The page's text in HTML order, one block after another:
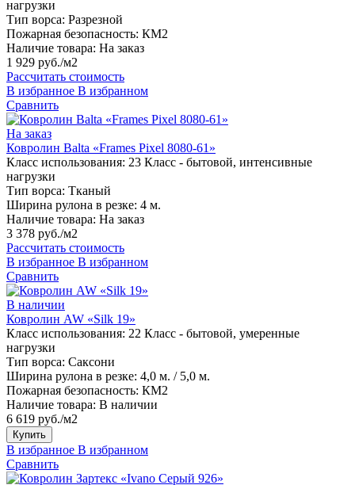
нагрузки
Тип ворса: Разрезной
Пожарная безопасность: КМ2
Наличие товара: На заказ
1 929 руб./м2
Рассчитать стоимость
В избранное В избранном
Сравнить
На заказ
Ковролин Balta «Frames Pixel 8080-61»
Класс использования: 23 Класс - бытовой, интенсивные
нагрузки
Тип ворса: Тканый
Ширина рулона в резке: 4 м.
Наличие товара: На заказ
3 378 руб./м2
Рассчитать стоимость
В избранное В избранном
Сравнить
В наличии
Ковролин AW «Silk 19»
Класс использования: 22 Класс - бытовой, умеренные
нагрузки
Тип ворса: Саксони
Ширина рулона в резке: 4,0 м. / 5,0 м.
Пожарная безопасность: КМ2
Наличие товара: В наличии
6 619 руб./м2
Купить
В избранное В избранном
Сравнить